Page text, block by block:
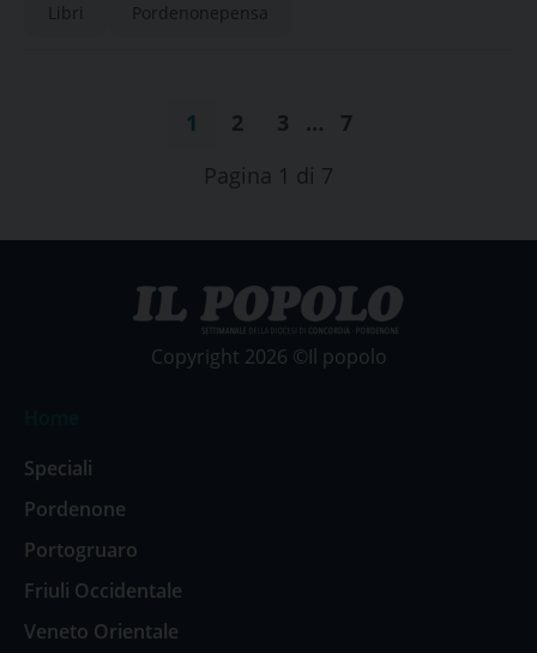
Libri Pordenonepensa
1 2 3 …
7
Pagina 1 di 7
Copyright 2026 ©Il popolo
Speciali
Pordenone
Portogruaro
Friuli Occidentale
Veneto Orientale